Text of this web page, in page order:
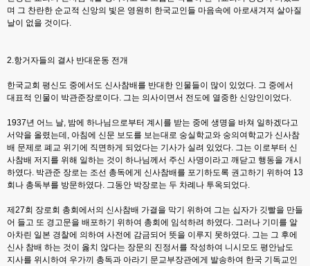
며 그 찬란한 순교적 신앙의 빛은 영원히 한국교인들 마음속에 아로새겨져 살아질
날이 없을 것이다.
2.항거자들의 결사 반대운동 전개
한국교회 평신도 중에서도 신사참배를 반대한 인물들이 많이 있었다. 그 중에서
대표적 인물이 박관준장로이다. 그는 의사이면서 전도에 열중한 신앙인이었다.
1937년 어느 날, 밤에 하나님으로부터 계시를 받는 중에 생명을 바쳐 일하겠다고
서약을 올렸는데, 아침에 신문 보도를 보는대로 숭실학교와 숭의여학교가 신사참
배 문제로 폐교 위기에 직면하게 되었다는 기사가 실려 있었다. 그는 이로부터 신
사참배 저지를 위해 일하는 것이 하나님께서 주신 사명이라고 깨닫고 행동을 개시
하였다. 박관준 장로는 조선 총독에게 신사참배를 포기하도록 권고하기 위하여 13
회나 총독부를 방문하였다. 그동안 박장로는 두 차례나 투옥되었다.
제27회 장로회 총회에서의 신사참배 가결을 막기 위하여 그는 십자가 깃빨을 만들
어 들고 또 경고문을 배포하기 위하여 총회에 임석하려 하였다. 그러나 기미를 알
아차린 일본 경찰에 의하여 사전에 감금되어 뜻을 이루지 못하였다. 그는 그 후에
신사 참배 하는 것이 옳치 않다는 장문의 진정서를 작성하여 니시모도 평안남도
지사를 위시하여 우가끼 총독과 아라기 문교부장관에게 발송하여 한국 기독교인